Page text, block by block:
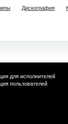
Дискография
для исполнителей
пользователей